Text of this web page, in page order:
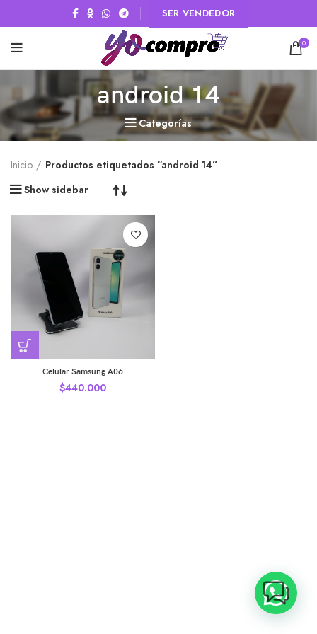
SER VENDEDOR
0
android 14
Categorías
Inicio
Productos etiquetados “android 14”
Show sidebar
Celular Samsung A06
$440.000